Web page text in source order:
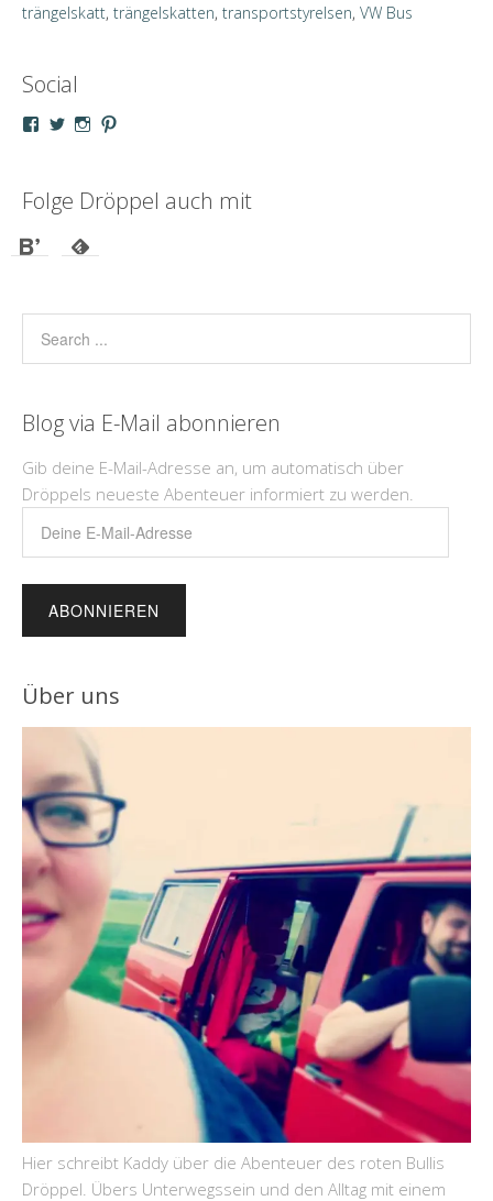
trängelskatt, trängelskatten, transportstyrelsen, VW Bus
Social
Profil
Facebook
anzeigen
Profil
Twitter
anzeigen
Profil
Instagram
anzeigen
Profil
Pinterest
anzeigen
Folge Dröppel auch mit
Blog via E-Mail abonnieren
Gib deine E-Mail-Adresse an, um automatisch über
Dröppels neueste Abenteuer informiert zu werden.
Adresse
Über uns
Hier schreibt Kaddy über die Abenteuer des roten Bullis
Dröppel. Übers Unterwegssein und den Alltag mit einem